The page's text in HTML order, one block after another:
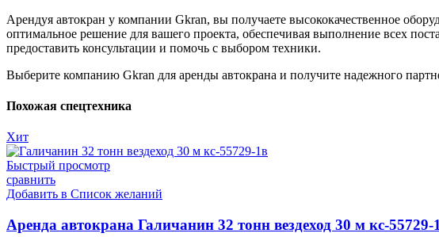
Арендуя автокран у компании Gkran, вы получаете высококачественное
оптимальное решение для вашего проекта, обеспечивая выполнение всех
предоставить консультации и помочь с выбором техники.
Выберите компанию Gkran для аренды автокрана и получите надежного
Похожая спецтехника
Хит
Быстрый просмотр
сравнить
Добавить в Список желаний
Аренда автокрана Галичанин 32 тонн вездеход 30 м кс-55729-